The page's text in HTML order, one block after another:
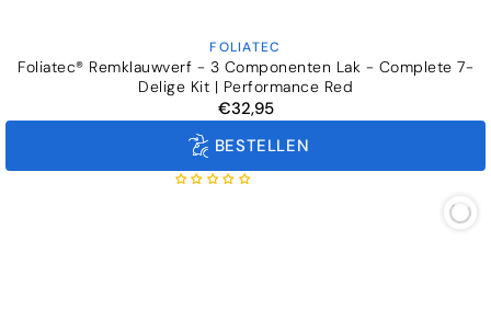
Verkoper:
FOLIATEC
Foliatec® Remklauwverf - 3 Componenten Lak - Complete 7-
Delige Kit | Performance Red
Normale
€32,95
BESTELLEN